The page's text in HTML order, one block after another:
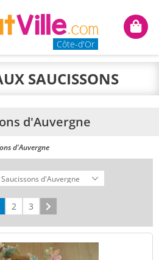
Côte-d'Or
Mon
SAUCISSONS
d'Auvergne
d'Auvergne
2 3